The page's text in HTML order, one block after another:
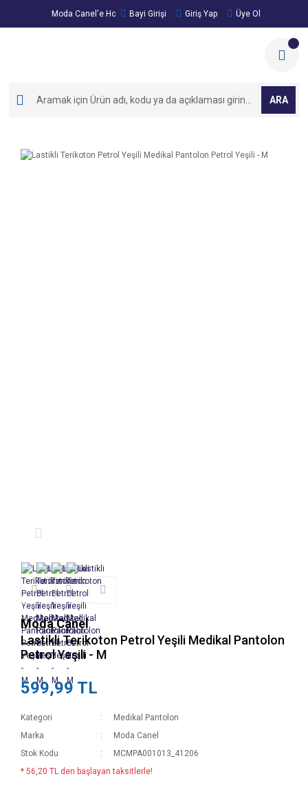
Moda Canel'e Hoşgeldiniz!
Bayi Girişi Giriş Yap Üye Ol
ARA
Moda Canel
Lastikli Terikoton Petrol Yeşili Medikal Pantolon
Petrol Yeşili - M
599,99 TL
Kategori
Medikal Pantolon
Marka
Moda Canel
Stok Kodu
MCMPA001013_41206
* 56,20 TL den başlayan taksitlerle!